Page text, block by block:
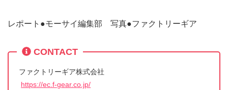
レポート●モーサイ編集部 写真●ファクトリーギア
CONTACT
ファクトリーギア株式会社
https://ec.f-gear.co.jp/